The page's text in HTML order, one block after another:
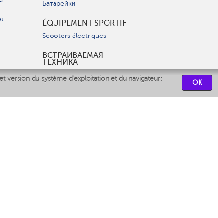
version du système d'exploitation et du navigateur;
OK
Батарейки
ÉQUIPEMENT SPORTIF
Scooters électriques
ВСТРАИВАЕМАЯ
ТЕХНИКА
Вытяжки
Духовые шкафы